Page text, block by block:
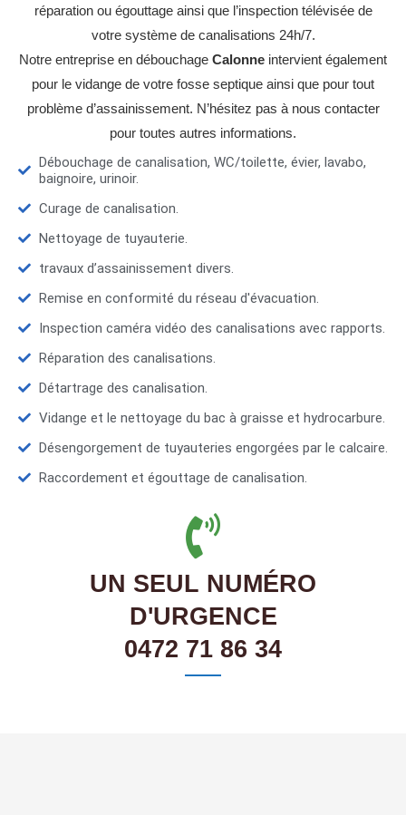
réparation ou égouttage ainsi que l’inspection télévisée de
votre système de canalisations 24h/7.
Notre entreprise en débouchage Calonne intervient également
pour le vidange de votre fosse septique ainsi que pour tout
problème d’assainissement. N’hésitez pas à nous contacter
pour toutes autres informations.
Débouchage de canalisation, WC/toilette, évier, lavabo,
baignoire, urinoir.
Curage de canalisation.
Nettoyage de tuyauterie.
travaux d’assainissement divers.
Remise en conformité du réseau d'évacuation.
Inspection caméra vidéo des canalisations avec rapports.
Réparation des canalisations.
Détartrage des canalisation.
Vidange et le nettoyage du bac à graisse et hydrocarbure.
Désengorgement de tuyauteries engorgées par le calcaire.
Raccordement et égouttage de canalisation.
UN SEUL NUMÉRO
D'URGENCE
0472 71 86 34